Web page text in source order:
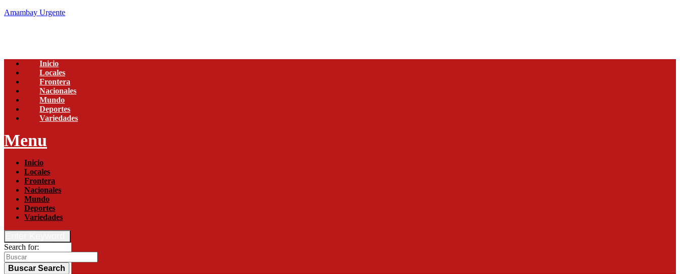
Amambay Urgente
Inicio
Locales
Frontera
Nacionales
Mundo
Deportes
Variedades
Menu
Inicio
Locales
Frontera
Nacionales
Mundo
Deportes
Variedades
Search for:
Buscar Search